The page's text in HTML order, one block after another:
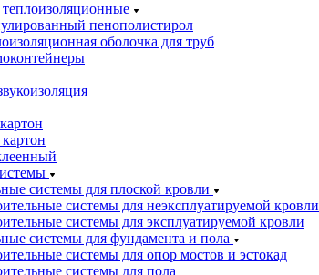
пенополистирол
оболочка для труб
системы для плоской кровли
системы для неэксплуатируемой кровли
системы для эксплуатируемой кровли
системы для фундамента и пола
системы для опор мостов и эстокад
системы для пола